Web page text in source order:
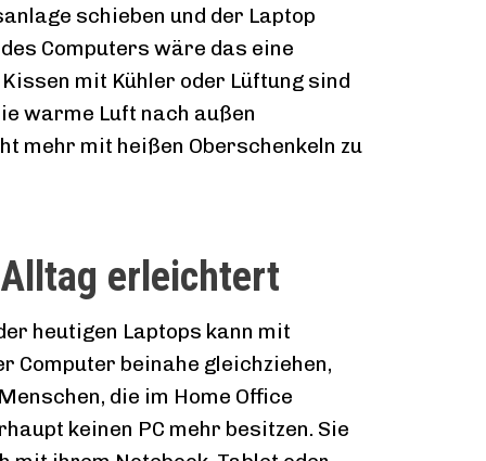
schieben und der Laptop
Computers wäre das eine
mit Kühler oder Lüftung sind
warme Luft nach außen
mehr mit heißen Oberschenkeln zu
erleichtert
heutigen Laptops kann mit
Computer beinahe gleichziehen,
die im Home Office
keinen PC mehr besitzen. Sie